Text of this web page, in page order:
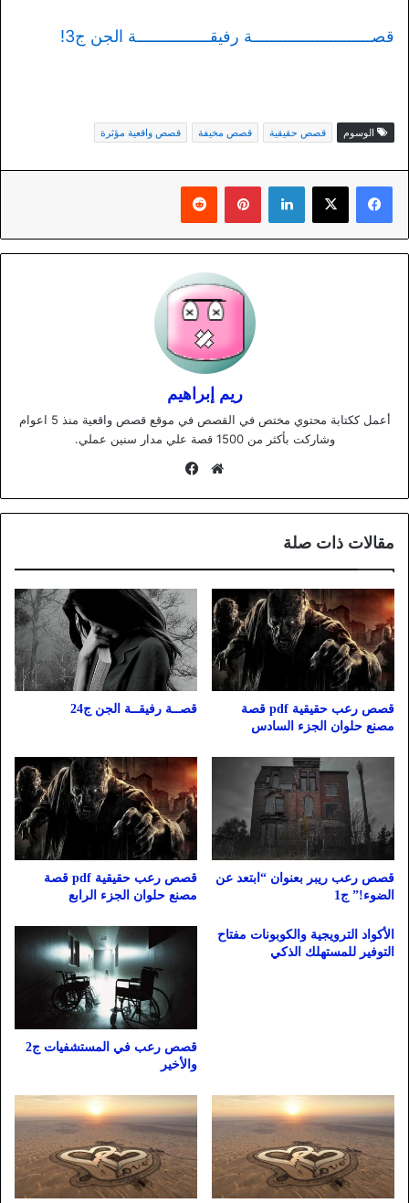
قصــــــــــــــــــــــــــة رفيقــــــــــــــــة الجن ج3!
الوسوم قصص حقيقية قصص مخيفة قصص واقعية مؤثرة
لينكدإن بينتيريست
ريم إبراهيم
أعمل ككتابة محتوي مختص في القصص في موقع قصص واقعية منذ 5 اعوام
وشاركت بأكثر من 1500 قصة علي مدار سنين عملي.
موقع
مقالات ذات صلة
قصص رعب حقيقية pdf قصة
مصنع حلوان الجزء السادس
قصــة رفيقــة الجن ج24
قصص رعب ريبر بعنوان “ابتعد عن
الضوء!” ج1
قصص رعب حقيقية pdf قصة
مصنع حلوان الجزء الرابع
الأكواد الترويجية والكوبونات مفتاح
التوفير للمستهلك الذكي
قصص رعب في المستشفيات ج2
والأخير